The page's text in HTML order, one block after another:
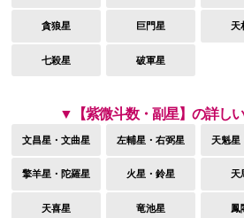
貪狼星 巨門星 天
七殺星 破軍星
▼【紫微斗数・副星】の詳し
文昌星・文曲星 左輔星・右弼星 天魁星
擎羊星・陀羅星 火星・鈴星 天
天喜星 竜池星 鳳